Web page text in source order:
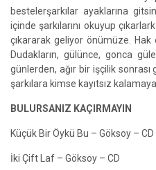
bestelerşarkılar ayaklarına
içinde şarkılarını okuyup
çıkararak geliyor önümüze. Hak
Dudakların, gülünce, gonca
günlerden, ağır bir işçilik
şarkılara kimse kayıtsız
BULURSANIZ KAÇIRMAYIN
Küçük Bir Öykü Bu – Göksoy – CD
İki Çift Laf – Göksoy – CD